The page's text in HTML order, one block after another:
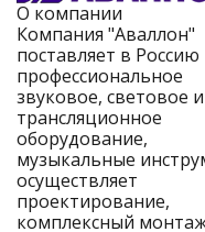
О компании
Компания "Аваллон"
поставляет в Россию
профессиональное
звуковое, световое и
трансляционное
оборудование,
музыкальные
осуществляет
проектирование,
комплексный